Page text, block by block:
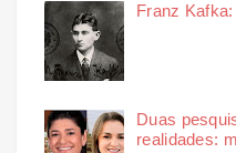
Franz
Duas
realidades: